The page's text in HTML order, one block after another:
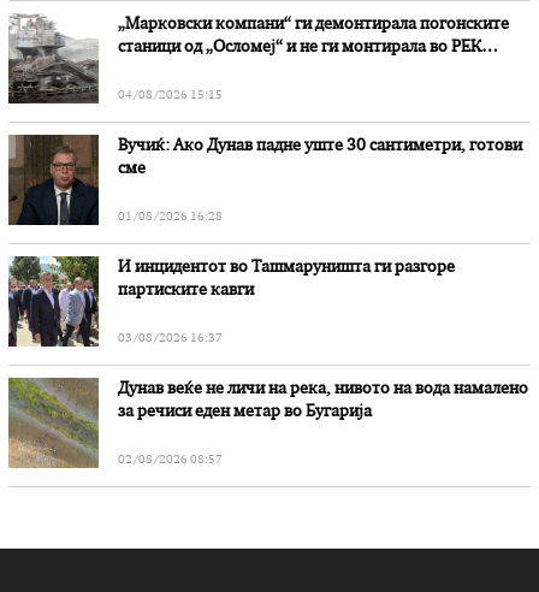
„Марковски компани“ ги демонтирала погонските
станици од „Осломеј“ и не ги монтирала во РЕК
04/08/2026 15:15
Вучиќ: Ако Дунав падне уште 30 сантиметри, готови
сме
01/08/2026 16:28
И инцидентот во Ташмаруништa ги разгоре
партиските кавги
03/08/2026 16:37
Дунав веќе не личи на река, нивото на вода намалено
за речиси еден метар во Бугарија
02/08/2026 08:57